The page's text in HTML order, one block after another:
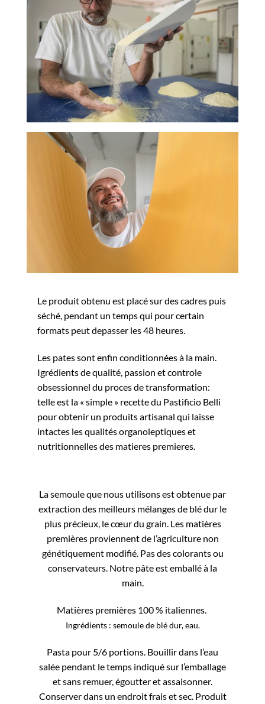
Le produit obtenu est placé sur des cadres puis
séché, pendant un temps qui pour certain
formats peut depasser les 48 heures.
Les pates sont enfin conditionnées à la main.
Igrédients de qualité, passion et controle
obsessionnel du proces de transformation:
telle est la « simple » recette du Pastificio Belli
pour obtenir un produits artisanal qui laisse
intactes les qualités organoleptiques et
nutritionnelles des matieres premieres.
La semoule que nous utilisons est obtenue par
extraction des meilleurs mélanges de blé dur le
plus précieux, le cœur du grain. Les matières
premières proviennent de l’agriculture non
génétiquement modifié. Pas des colorants ou
conservateurs. Notre pâte est emballé à la
main.
Matières premières 100 % italiennes.
Ingrédients : semoule de blé dur, eau.
Pasta pour 5/6 portions. Bouillir dans l’eau
salée pendant le temps indiqué sur l’emballage
et sans remuer, égoutter et assaisonner.
Conserver dans un endroit frais et sec. Produit